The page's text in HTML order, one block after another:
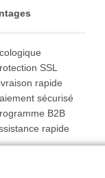
SSL
rapide
sécurisé
B2B
rapide